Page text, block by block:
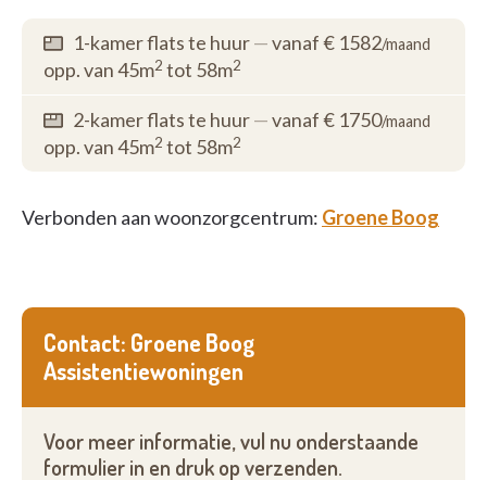
1-kamer flats te huur—vanaf € 1582/maand
opp. van 45m2 tot 58m2
2-kamer flats te huur—vanaf € 1750/maand
opp. van 45m2 tot 58m2
Verbonden aan woonzorgcentrum: Groene Boog
Contact: Groene Boog
Assistentiewoningen
Voor meer informatie, vul nu onderstaande
formulier in en druk op verzenden.